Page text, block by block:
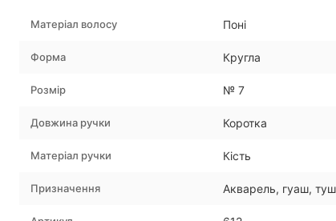
Матеріал волосу Поні
Форма Кругла
Розмір № 7
Довжина ручки Коротка
Матеріал ручки Кість
Призначення Акварель, гуаш, туш